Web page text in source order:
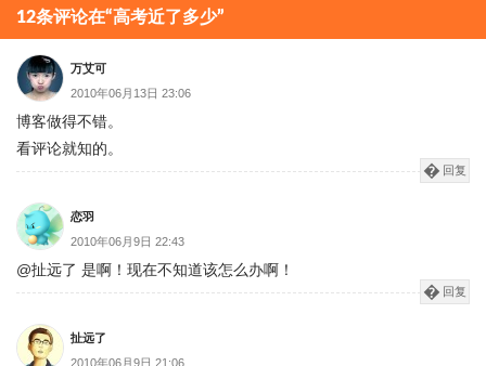
分
页
12条评论在“高考近了多少”
万艾可
2010年06月13日 23:06
博客做得不错。
看评论就知的。
回复
恋羽
2010年06月9日 22:43
@扯远了 是啊！现在不知道该怎么办啊！
回复
扯远了
2010年06月9日 21:06